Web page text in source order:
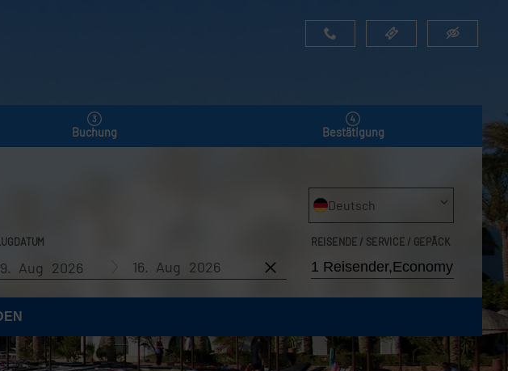
Buchung Bestätigung
Deutsch
9. Aug 2026 16. Aug 2026
REISENDE / SERVICE / GEPÄCK